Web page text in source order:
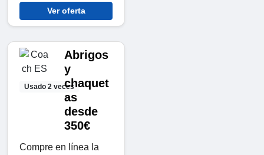
Ver oferta
Usado 2 veces
Abrigos
y
chaquet
as
desde
350€
Compre en línea la